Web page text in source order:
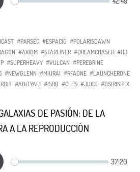
#PARSEC #ESPACIO #POLARISDAWN
#AXIOM #STARLINER #DREAMCHASER #H3
#SUPERHEAVY #VULCAN #PEREGRINE
#NEWGLENN #MIURA1 #RFAONE #LAUNCHERONE
#ADITYAL1 #ISRO #CLPS #JUICE #OSIRISREX
DE PASIÓN: DE LA
A LA REPRODUCCIÓN